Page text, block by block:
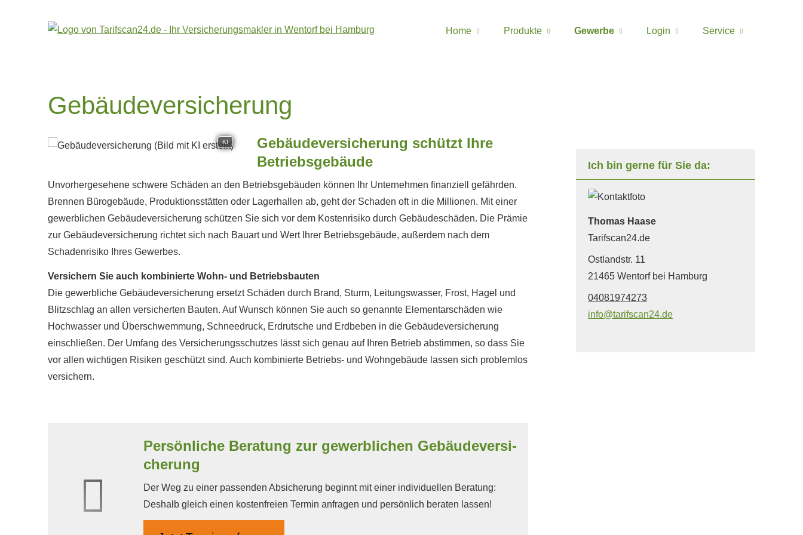
Home Produkte Gewerbe Login Service
Ich bin gerne für Sie da:
Thomas Haase
Tarifscan24.de
Ostlandstr. 11
21465 Wentorf bei Hamburg
04081974273
info@tarifscan24.de
Ge­bäude­ver­si­che­rung
KI
Ge­bäude­ver­si­che­rung schützt Ihre
Betriebsgebäude
Unvorhergesehene schwere Schäden an den Betriebsgebäuden können Ihr Unternehmen finanziell gefährden.
Brennen Bürogebäude, Produktionsstätten oder Lagerhallen ab, geht der Schaden oft in die Millionen. Mit einer
gewerblichen Ge­bäude­ver­si­che­rung schützen Sie sich vor dem Kostenrisiko durch Gebäudeschäden. Die Prämie
zur Ge­bäude­ver­si­che­rung richtet sich nach Bauart und Wert Ihrer Betriebsgebäude, außerdem nach dem
Schadenrisiko Ihres Gewerbes.
Versichern Sie auch kombinierte Wohn- und Betriebsbauten
Die gewerbliche Ge­bäude­ver­si­che­rung ersetzt Schäden durch Brand, Sturm, Leitungswasser, Frost, Hagel und
Blitzschlag an allen versicherten Bauten. Auf Wunsch können Sie auch so genannte Elementarschäden wie
Hochwasser und Überschwemmung, Schneedruck, Erdrutsche und Erdbeben in die Ge­bäude­ver­si­che­rung
einschließen. Der Umfang des Versicherungsschutzes lässt sich genau auf Ihren Betrieb abstimmen, so dass Sie
vor allen wichtigen Risiken geschützt sind. Auch kombinierte Betriebs- und Wohngebäude lassen sich problemlos
ver­sichern.
Persönliche Beratung zur gewerblichen Ge­bäude­ver­si­
che­rung
Der Weg zu einer passenden Absicherung beginnt mit einer individuellen Beratung:
Deshalb gleich einen kostenfreien Termin anfragen und persönlich beraten lassen!